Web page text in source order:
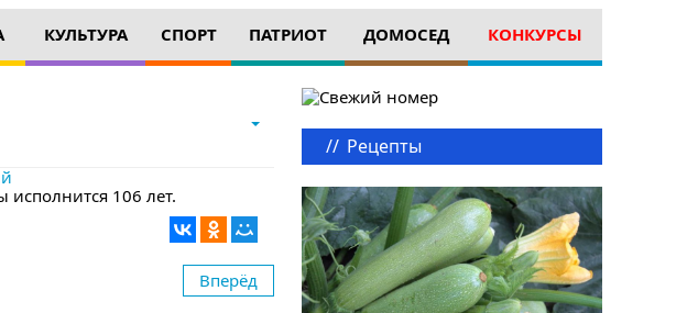
КУЛЬТУРА СПОРТ ПАТРИОТ ДОМОСЕД КОНКУРСЫ
106 лет.
Вперёд
// Рецепты